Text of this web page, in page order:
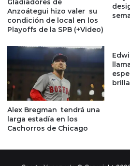
Anzoátegui hizo valer su
condición de local en los
Playoffs de la SPB (+Video)
Alex Bregman tendrá una
larga estadía en los
Cachorros de Chicago